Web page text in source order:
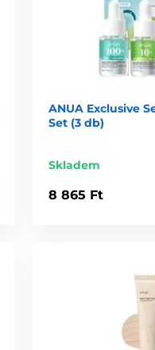
ANUA Exclusive
Set (3 db)
Skladem
8 865 Ft